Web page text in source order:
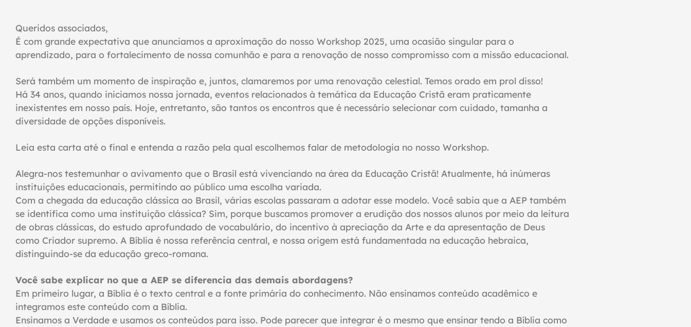
Queridos associados,
É com grande expectativa que anunciamos a aproximação do nosso Workshop 2025, uma ocasião singular para o
aprendizado, para o fortalecimento de nossa comunhão e para a renovação de nosso compromisso com a missão educacional.
Será também um momento de inspiração e, juntos, clamaremos por uma renovação celestial. Temos orado em prol disso!
Há 34 anos, quando iniciamos nossa jornada, eventos relacionados à temática da Educação Cristã eram praticamente
inexistentes em nosso país. Hoje, entretanto, são tantos os encontros que é necessário selecionar com cuidado, tamanha a
diversidade de opções disponíveis.
Leia esta carta até o final e entenda a razão pela qual escolhemos falar de metodologia no nosso Workshop.
Alegra-nos testemunhar o avivamento que o Brasil está vivenciando na área da Educação Cristã! Atualmente, há inúmeras
instituições educacionais, permitindo ao público uma escolha variada.
Com a chegada da educação clássica ao Brasil, várias escolas passaram a adotar esse modelo. Você sabia que a AEP também
se identifica como uma instituição clássica? Sim, porque buscamos promover a erudição dos nossos alunos por meio da leitura
de obras clássicas, do estudo aprofundado de vocabulário, do incentivo à apreciação da Arte e da apresentação de Deus
como Criador supremo. A Bíblia é nossa referência central, e nossa origem está fundamentada na educação hebraica,
distinguindo-se da educação greco-romana.
Você sabe explicar no que a AEP se diferencia das demais abordagens?
Em primeiro lugar, a Bíblia é o texto central e a fonte primária do conhecimento. Não ensinamos conteúdo acadêmico e
integramos este conteúdo com a Bíblia.
Ensinamos a Verdade e usamos os conteúdos para isso. Pode parecer que integrar é o mesmo que ensinar tendo a Bíblia como